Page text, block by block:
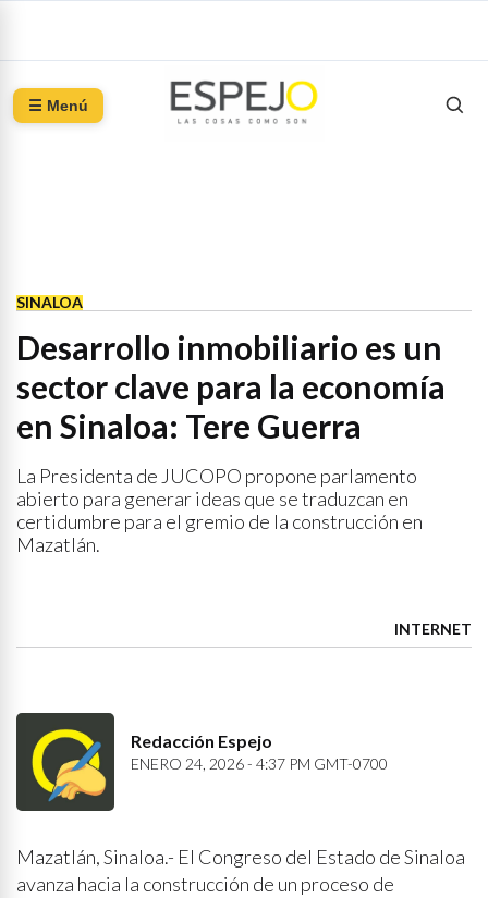
☰ Menú
SINALOA
Desarrollo inmobiliario es un
sector clave para la economía
en Sinaloa: Tere Guerra
La Presidenta de JUCOPO propone parlamento
abierto para generar ideas que se traduzcan en
certidumbre para el gremio de la construcción en
Mazatlán.
INTERNET
Redacción Espejo
ENERO 24, 2026 - 4:37 PM GMT-0700
Mazatlán, Sinaloa.- El Congreso del Estado de Sinaloa
avanza hacia la construcción de un proceso de